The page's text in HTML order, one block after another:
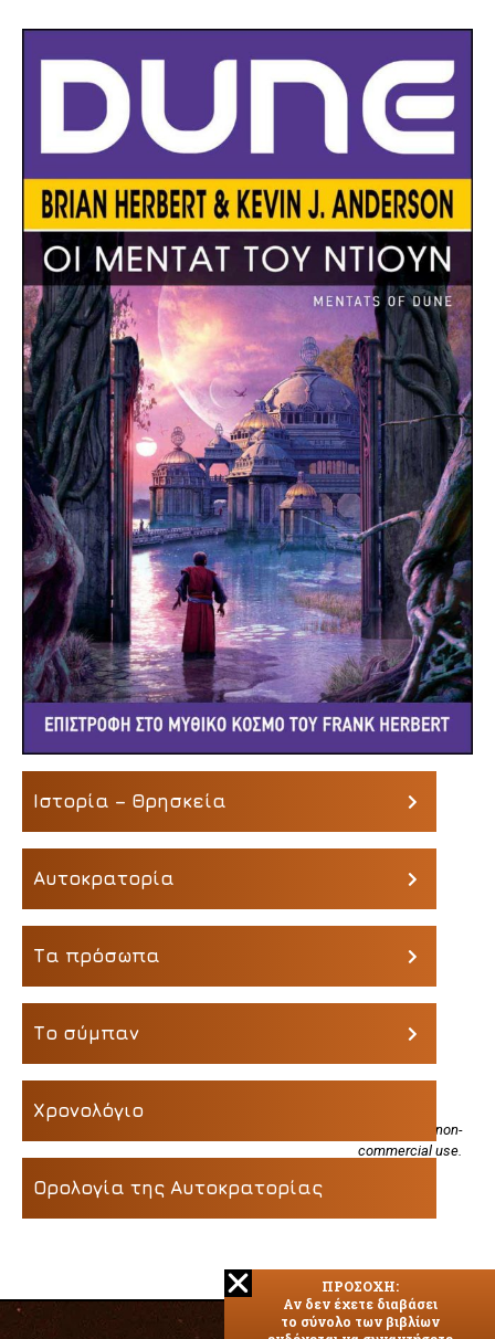
Ιστορία – Θρησκεία
Αυτοκρατορία
Τα πρόσωπα
Το σύμπαν
Χρονολόγιο
Ορολογία της Αυτοκρατορίας
All Content remains copyright of its original holder. Pictures are for non-
commercial use.
ΠΡΟΣΟΧΗ:
Αν δεν έχετε διαβάσει
το σύνολο των βιβλίων